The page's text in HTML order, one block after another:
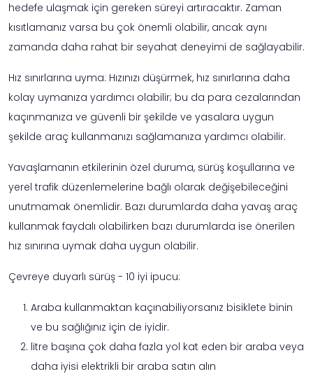
hedefe ulaşmak için gereken süreyi artıracaktır. Zaman
kısıtlamanız varsa bu çok önemli olabilir, ancak aynı
zamanda daha rahat bir seyahat deneyimi de sağlayabilir.
Hız sınırlarına uyma: Hızınızı düşürmek, hız sınırlarına daha
kolay uymanıza yardımcı olabilir; bu da para cezalarından
kaçınmanıza ve güvenli bir şekilde ve yasalara uygun
şekilde araç kullanmanızı sağlamanıza yardımcı olabilir.
Yavaşlamanın etkilerinin özel duruma, sürüş koşullarına ve
yerel trafik düzenlemelerine bağlı olarak değişebileceğini
unutmamak önemlidir. Bazı durumlarda daha yavaş araç
kullanmak faydalı olabilirken bazı durumlarda ise önerilen
hız sınırına uymak daha uygun olabilir.
Çevreye duyarlı sürüş - 10 iyi ipucu:
Araba kullanmaktan kaçınabiliyorsanız bisiklete binin
ve bu sağlığınız için de iyidir.
litre başına çok daha fazla yol kat eden bir araba veya
daha iyisi elektrikli bir araba satın alın